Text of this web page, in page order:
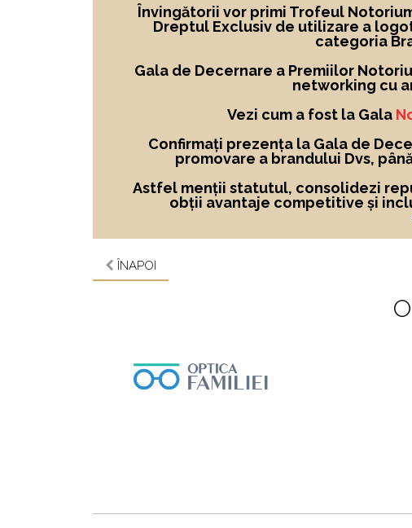
Învingătorii vor primi Trofeul
Dreptul Exclusiv de utilizare a
categoria
Gala de Decernare a Premiilor
networking cu
Vezi cum a fost la Gala
Confirmați prezența la Gala de
promovare a brandului Dvs,
Astfel menții statutul, consolidezi
obții avantaje competitive și
ÎNAPOI